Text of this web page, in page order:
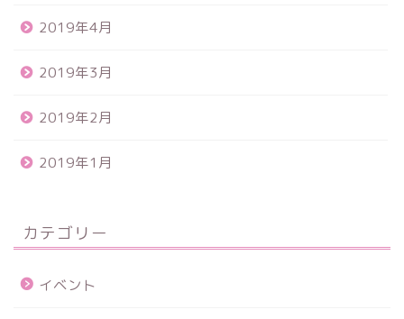
2019年4月
2019年3月
2019年2月
2019年1月
カテゴリー
イベント